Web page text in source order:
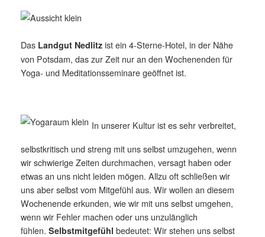
Das Landgut Nedlitzist ein 4-Sterne-Hotel, in der Nähe
von Potsdam, das zur Zeit nur an den Wochenenden für
Yoga- und Meditationsseminare geöffnet ist.
In unserer Kultur ist es sehr verbreitet,
selbstkritisch und streng mit uns selbst umzugehen, wenn
wir schwierige Zeiten durchmachen, versagt haben oder
etwas an uns nicht leiden mögen. Allzu oft schließen wir
uns aber selbst vom Mitgefühl aus. Wir wollen an diesem
Wochenende erkunden, wie wir mit uns selbst umgehen,
wenn wir Fehler machen oder uns unzulänglich
fühlen.Selbstmitgefühl bedeutet: Wir stehen uns selbst